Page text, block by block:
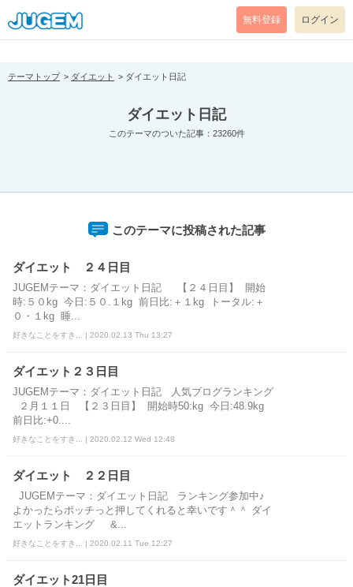
[pear_error: message="Success" code=0 mode=return level=notice
prefix="" info=""]
無料登録 ログイン
テーマトップ ダイエット ダイエット日記
ダイエット日記
このテーマのついた記事：23260件
このテーマに投稿された記事
ダイエット ２４日目
JUGEMテーマ：ダイエット日記 【２４日目】 開始
時:５０kg 今日:５０.１kg 前日比:＋１kg トータル:＋
０・１kg 睡...
好きなことをすき... | 2020.02.13 Thu 13:27
ダイエット２３日目
JUGEMテーマ：ダイエット日記 人気ブログランキング
２月１１日 【２３日目】 開始時50:kg 今日:48.9kg
前日比:+0....
好きなことをすき... | 2020.02.12 Wed 12:48
ダイエット ２２日目
JUGEMテーマ：ダイエット日記 ランキング参加中♪
よかったらポッチっと押してくれると幸いです＾＾ ダイ
エットランキング &...
好きなことをすき... | 2020.02.11 Tue 12:27
ダイエット21日目